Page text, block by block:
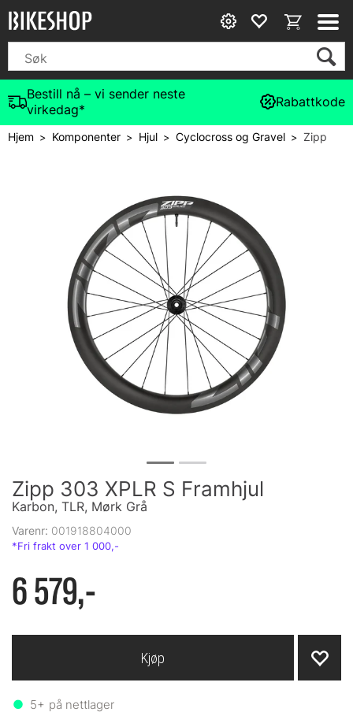
Bestill nå – vi sender neste
virkedag*
Rabattkode
Hjem> Komponenter> Hjul >Cyclocross og Gravel >Zipp
Zipp 303 XPLR S Framhjul
Karbon, TLR, Mørk Grå
Varenr: 001918804000
6 579,-
5+ på nettlager
Kjøp